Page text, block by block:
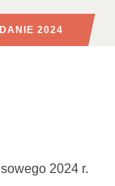
2024
2024 r.